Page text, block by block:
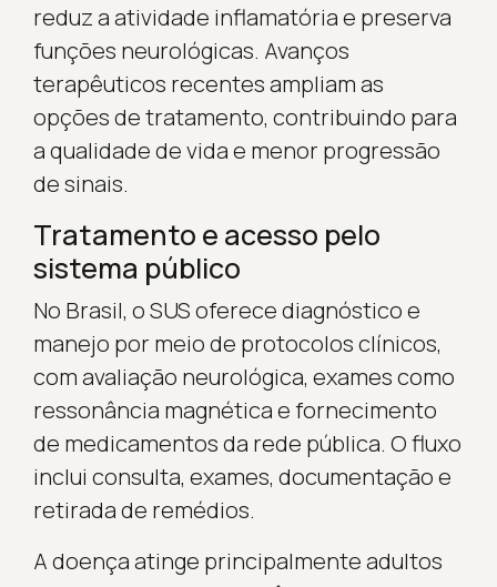
reduz a atividade inflamatória e preserva
funções neurológicas. Avanços
terapêuticos recentes ampliam as
opções de tratamento, contribuindo para
a qualidade de vida e menor progressão
de sinais.
Tratamento e acesso pelo
sistema público
No Brasil, o SUS oferece diagnóstico e
manejo por meio de protocolos clínicos,
com avaliação neurológica, exames como
ressonância magnética e fornecimento
de medicamentos da rede pública. O fluxo
inclui consulta, exames, documentação e
retirada de remédios.
A doença atinge principalmente adultos